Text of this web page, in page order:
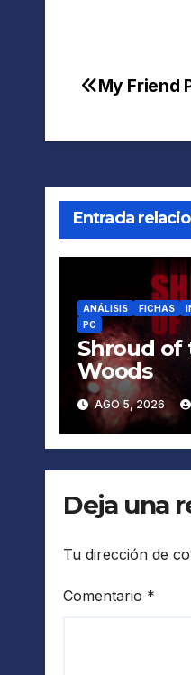
My Friend
Entrada
ANÁLISIS FICHAS
PC
Shroud of
Woods
AGO 5, 2026
Deja una
Tu dirección de
Comentario *